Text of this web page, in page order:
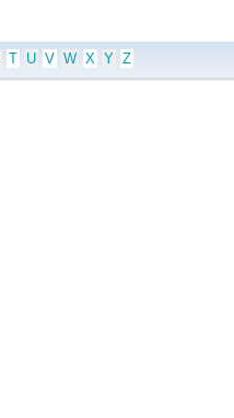
T U V W X Y Z